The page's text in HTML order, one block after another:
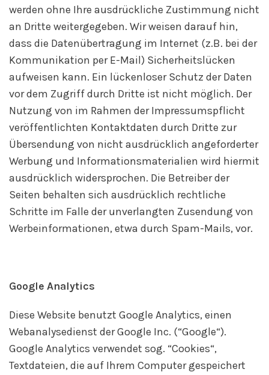
werden ohne Ihre ausdrückliche Zustimmung nicht
an Dritte weitergegeben. Wir weisen darauf hin,
dass die Datenübertragung im Internet (z.B. bei der
Kommunikation per E-Mail) Sicherheitslücken
aufweisen kann. Ein lückenloser Schutz der Daten
vor dem Zugriff durch Dritte ist nicht möglich. Der
Nutzung von im Rahmen der Impressumspflicht
veröffentlichten Kontaktdaten durch Dritte zur
Übersendung von nicht ausdrücklich angeforderter
Werbung und Informationsmaterialien wird hiermit
ausdrücklich widersprochen. Die Betreiber der
Seiten behalten sich ausdrücklich rechtliche
Schritte im Falle der unverlangten Zusendung von
Werbeinformationen, etwa durch Spam-Mails, vor.
Google Analytics
Diese Website benutzt Google Analytics, einen
Webanalysedienst der Google Inc. (“Google“).
Google Analytics verwendet sog. “Cookies“,
Textdateien, die auf Ihrem Computer gespeichert